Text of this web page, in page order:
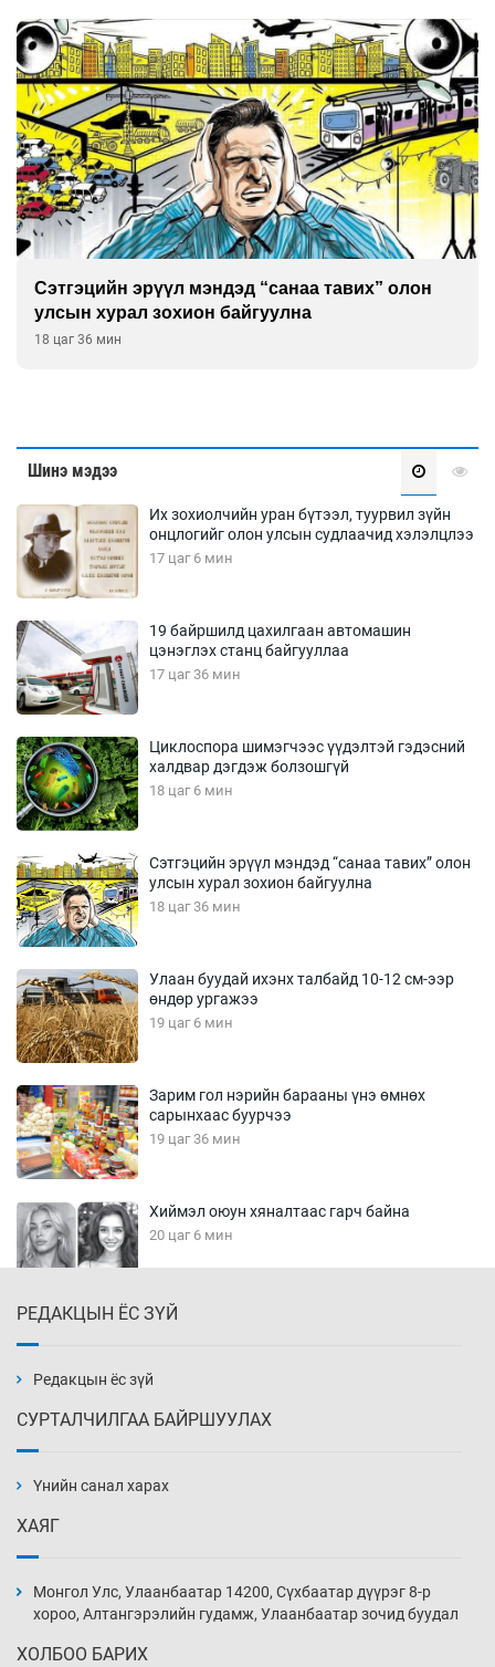
Сэтгэцийн эрүүл мэндэд “санаа тавих” олон
улсын хурал зохион байгуулна
18 цаг 36 мин
Шинэ мэдээ
Их зохиолчийн уран бүтээл, туурвил зүйн
онцлогийг олон улсын судлаачид хэлэлцлээ
17 цаг 6 мин
19 байршилд цахилгаан автомашин
цэнэглэх станц байгууллаа
17 цаг 36 мин
Циклоспора шимэгчээс үүдэлтэй гэдэсний
халдвар дэгдэж болзошгүй
18 цаг 6 мин
Сэтгэцийн эрүүл мэндэд “санаа тавих” олон
улсын хурал зохион байгуулна
18 цаг 36 мин
Улаан буудай ихэнх талбайд 10-12 см-ээр
өндөр ургажээ
19 цаг 6 мин
Зарим гол нэрийн барааны үнэ өмнөх
сарынхаас буурчээ
19 цаг 36 мин
Хиймэл оюун хяналтаас гарч байна
20 цаг 6 мин
20 цаг 36 мин
нэмэгджээ
21 цаг 6 мин
РЕДАКЦЫН ЁС ЗҮЙ
Редакцын ёс зүй
СУРТАЛЧИЛГАА БАЙРШУУЛАХ
Үнийн санал харах
ХАЯГ
Монгол Улс, Улаанбаатар 14200, Сүхбаатар дүүрэг 8-р
хороо, Алтангэрэлийн гудамж, Улаанбаатар зочид буудал
ХОЛБОО БАРИХ